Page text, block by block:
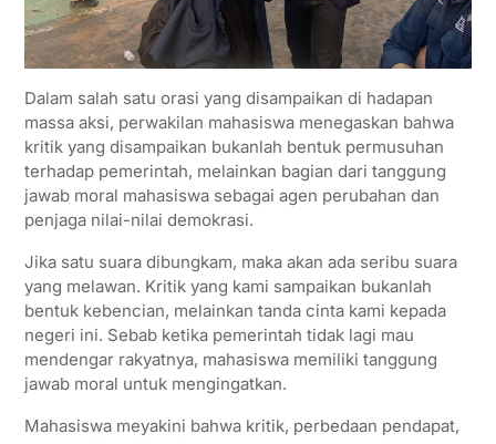
Dalam salah satu orasi yang disampaikan di hadapan
massa aksi, perwakilan mahasiswa menegaskan bahwa
kritik yang disampaikan bukanlah bentuk permusuhan
terhadap pemerintah, melainkan bagian dari tanggung
jawab moral mahasiswa sebagai agen perubahan dan
penjaga nilai-nilai demokrasi.
Jika satu suara dibungkam, maka akan ada seribu suara
yang melawan. Kritik yang kami sampaikan bukanlah
bentuk kebencian, melainkan tanda cinta kami kepada
negeri ini. Sebab ketika pemerintah tidak lagi mau
mendengar rakyatnya, mahasiswa memiliki tanggung
jawab moral untuk mengingatkan.
Mahasiswa meyakini bahwa kritik, perbedaan pendapat,